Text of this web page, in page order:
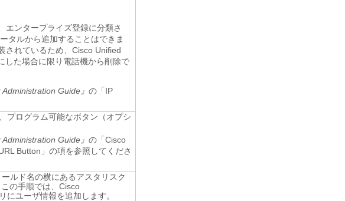
エンタープライズ登録に分類さ
タルから追加することはできま
されているため、Cisco Unified
た場合に限り電話機から削除で
Guide』 の「IP
プログラム可能なボタン（オプシ
Guide』 の「Cisco
Button」の項を参照してくださ
ルド名の横にあるアスタリスク
の手順では、Cisco
ユーザ情報を追加します。